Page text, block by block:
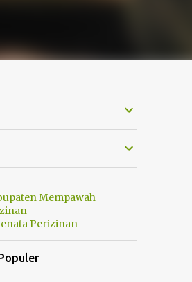
Mempawah
Perizinan